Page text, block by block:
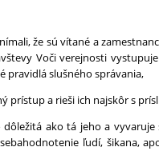
že sú vítané a
Voči verejnosti
pravidlá slušného správania,
prístup a rieši ich najskôr s
ako tá jeho a
ľudí, šikana,